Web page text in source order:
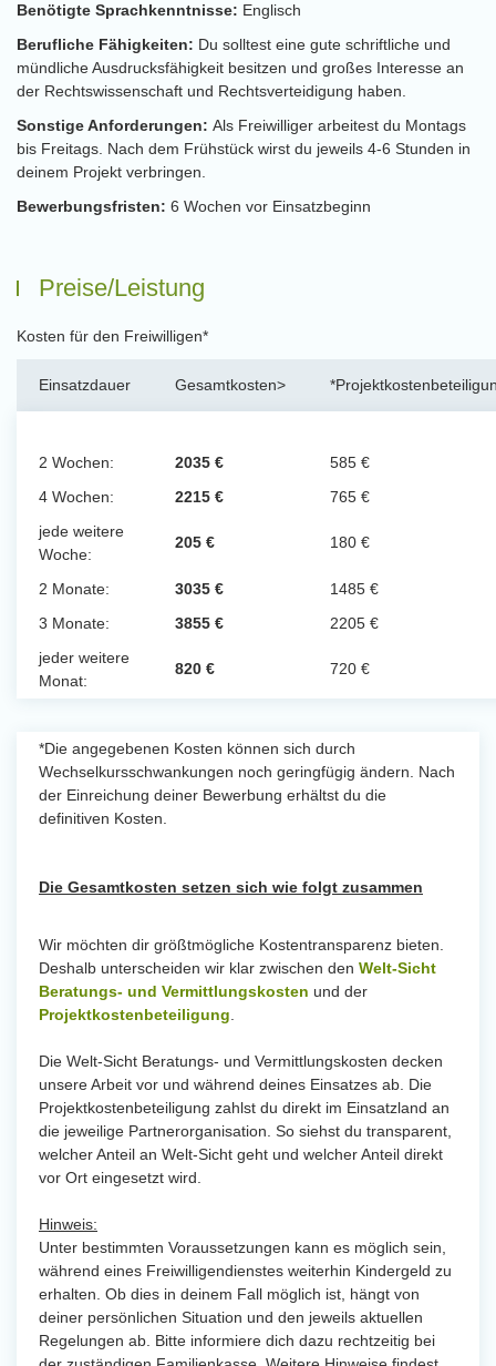
Benötigte Sprachkenntnisse: Englisch
Berufliche Fähigkeiten: Du solltest eine gute schriftliche und
mündliche Ausdrucksfähigkeit besitzen und großes Interesse an
der Rechtswissenschaft und Rechtsverteidigung haben.
Sonstige Anforderungen: Als Freiwilliger arbeitest du Montags
bis Freitags. Nach dem Frühstück wirst du jeweils 4-6 Stunden in
deinem Projekt verbringen.
Bewerbungsfristen: 6 Wochen vor Einsatzbeginn
Preise/Leistung
Kosten für den Freiwilligen*
Einsatzdauer Gesamtkosten>
2 Wochen: 2035 €
585 €
4 Wochen:
2215 €
765 €
jede weitere
Woche:
205 € 180 €
2 Monate: 3035 €
1485 €
3 Monate:
3855 €
2205 €
jeder weitere
Monat:
820 € 720 €
*Die angegebenen Kosten können sich durch
Wechselkursschwankungen noch geringfügig ändern. Nach
der Einreichung deiner Bewerbung erhältst du die
definitiven Kosten.
Die Gesamtkosten setzen sich wie folgt zusammen
Wir möchten dir größtmögliche Kostentransparenz bieten.
Deshalb unterscheiden wir klar zwischen den Welt-Sicht
Beratungs- und Vermittlungskosten und der
Projektkostenbeteiligung
Die Welt-Sicht Beratungs- und Vermittlungskosten decken
unsere Arbeit vor und während deines Einsatzes ab. Die
Projektkostenbeteiligung zahlst du direkt im Einsatzland an
die jeweilige Partnerorganisation. So siehst du transparent,
welcher Anteil an Welt-Sicht geht und welcher Anteil direkt
vor Ort eingesetzt wird.
Hinweis:
Unter bestimmten Voraussetzungen kann es möglich sein,
während eines Freiwilligendienstes weiterhin Kindergeld zu
erhalten. Ob dies in deinem Fall möglich ist, hängt von
deiner persönlichen Situation und den jeweils aktuellen
Regelungen ab. Bitte informiere dich dazu rechtzeitig bei